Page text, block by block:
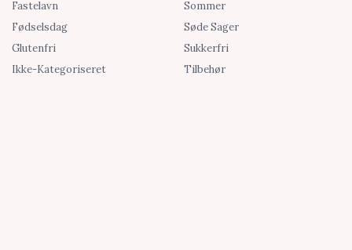
Fastelavn
Fødselsdag
Glutenfri
Ikke-Kategoriseret
Sommer
Søde Sager
Sukkerfri
Tilbehør